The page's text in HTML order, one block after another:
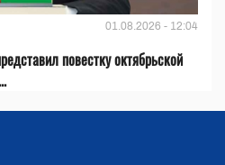
01.08.2026 - 12:04
повестку октябрьской